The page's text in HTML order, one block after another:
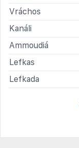
Vráchos
Kanáli
Ammoudiá
Lefkas
Lefkada